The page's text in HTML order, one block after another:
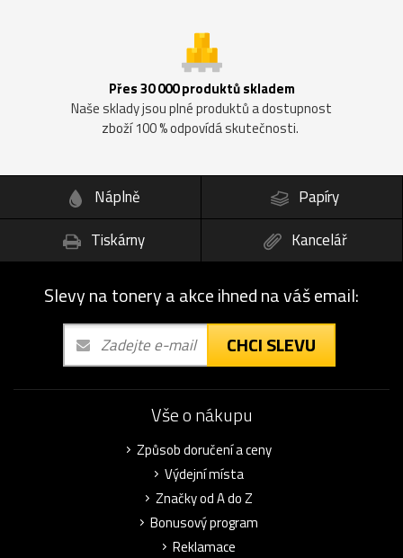
Přes 30 000 produktů skladem
Naše sklady jsou plné produktů a dostupnost
zboží 100 % odpovídá skutečnosti.
Náplně
Papíry
Tiskárny
Kancelář
Slevy na tonery a akce ihned na váš email:
CHCI SLEVU
Vše o nákupu
Způsob doručení a ceny
Výdejní místa
Značky od A do Z
Bonusový program
Reklamace